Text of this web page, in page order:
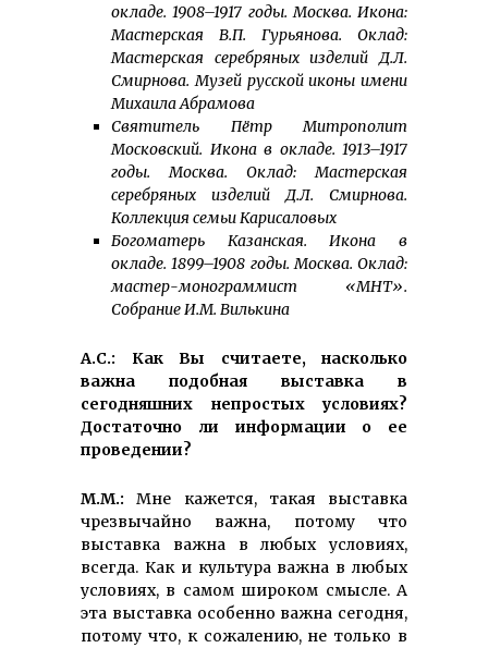
окладе. 1908–1917 годы. Москва. Икона:
Мастерская В.П. Гурьянова. Оклад:
Мастерская серебряных изделий Д.Л.
Смирнова. Музей русской иконы имени
Михаила Абрамова
Святитель Пётр Митрополит
Московский. Икона в окладе. 1913–1917
годы. Москва. Оклад: Мастерская
серебряных изделий Д.Л. Смирнова.
Коллекция семьи Карисаловых
Богоматерь Казанская. Икона в
окладе. 1899–1908 годы. Москва. Оклад:
мастер-монограммист «МНТ».
Собрание И.М. Вилькина
А.С.: Как Вы считаете, насколько
важна подобная выставка в
сегодняшних непростых условиях?
Достаточно ли информации о ее
проведении?
М.М.:Мне кажется, такая выставка
чрезвычайно важна, потому что
выставка важна в любых условиях,
всегда. Как и культура важна в любых
условиях, в самом широком смысле. А
эта выставка особенно важна сегодня,
потому что, к сожалению, не только в